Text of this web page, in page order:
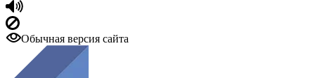
Обычная версия сайта